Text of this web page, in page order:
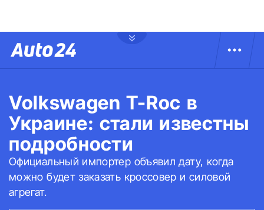
Volkswagen T-Roc в
Украине: стали известны
подробности
Официальный импортер объявил дату, когда
можно будет заказать кроссовер и силовой
агрегат.